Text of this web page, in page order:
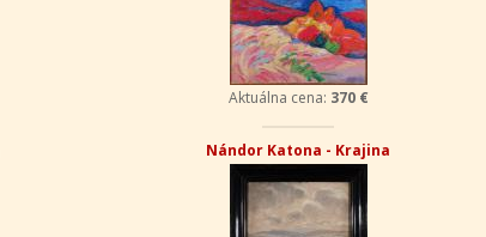
Aktuálna cena: 370 €
Nándor Katona - Krajina